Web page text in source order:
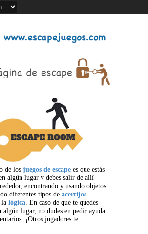
de los juegos de escape es que estás
algún lugar y debes salir de allí
encontrando y usando objetos
diferentes tipos de acertijos
la lógica. En caso de que te quedes
algún lugar, no dudes en pedir ayuda
¡Otros jugadores te